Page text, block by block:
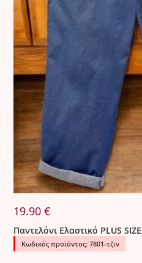
19.90€
Παντελόνι Ελαστικό PLUS SIZE
Κωδικός προϊόντος: 7801-τζιν